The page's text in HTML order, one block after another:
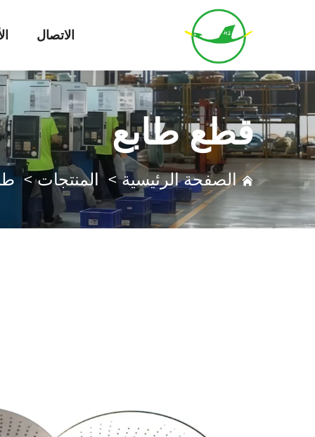
الاتصال
قطع طابع
الصفحة الرئيسية>المنتجات>